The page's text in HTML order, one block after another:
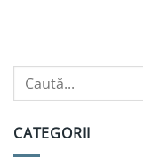
CATEGORII